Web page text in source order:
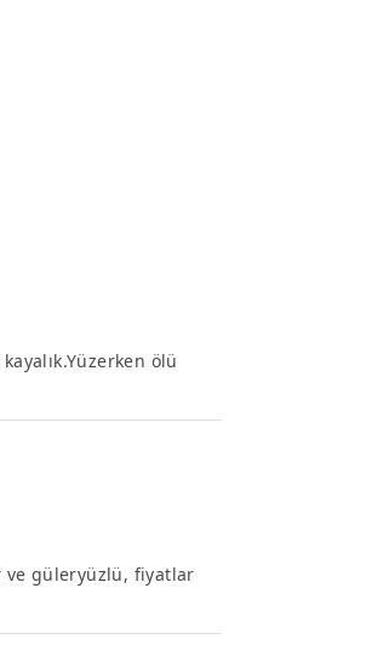
ölü
ve güleryüzlü, fiyatlar